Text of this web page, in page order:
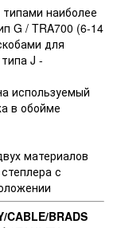
наиболее
G / TRA700 (6-14
для
J -
используемый
в обойме
материалов
с
CABLE/BRADS